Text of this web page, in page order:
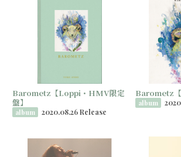
Barometz【Loppi・HMV限定
盤】
album 2020.08.26 Release
Barometz【
album